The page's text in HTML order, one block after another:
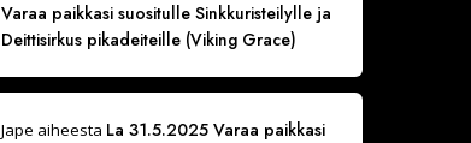
Varaa paikkasi suositulle Sinkkuristeilylle ja
Deittisirkus pikadeiteille (Viking Grace)
Jape aiheesta La 31.5.2025 Varaa paikkasi